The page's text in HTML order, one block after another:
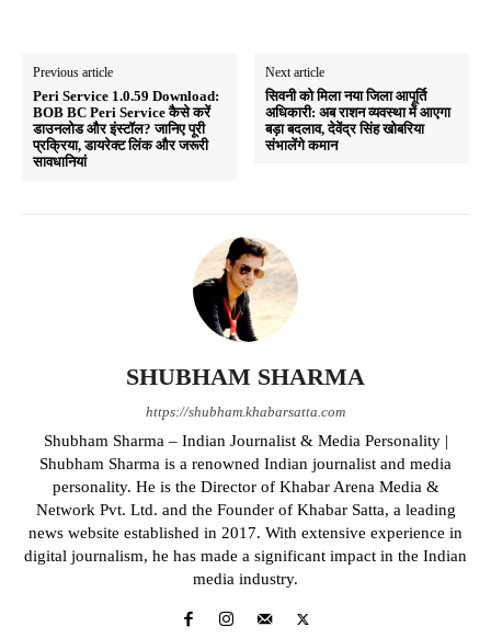
Previous article
Peri Service 1.0.59 Download:
BOB BC Peri Service कैसे करें
डाउनलोड और इंस्टॉल? जानिए पूरी
प्रक्रिया, डायरेक्ट लिंक और जरूरी
सावधानियां
Next article
सिवनी को मिला नया जिला आपूर्ति
अधिकारी: अब राशन व्यवस्था में आएगा
बड़ा बदलाव, देवेंद्र सिंह खोबरिया
संभालेंगे कमान
SHUBHAM SHARMA
https://shubham.khabarsatta.com
Shubham Sharma – Indian Journalist & Media Personality |
Shubham Sharma is a renowned Indian journalist and media
personality. He is the Director of Khabar Arena Media &
Network Pvt. Ltd. and the Founder of Khabar Satta, a leading
news website established in 2017. With extensive experience in
digital journalism, he has made a significant impact in the Indian
media industry.